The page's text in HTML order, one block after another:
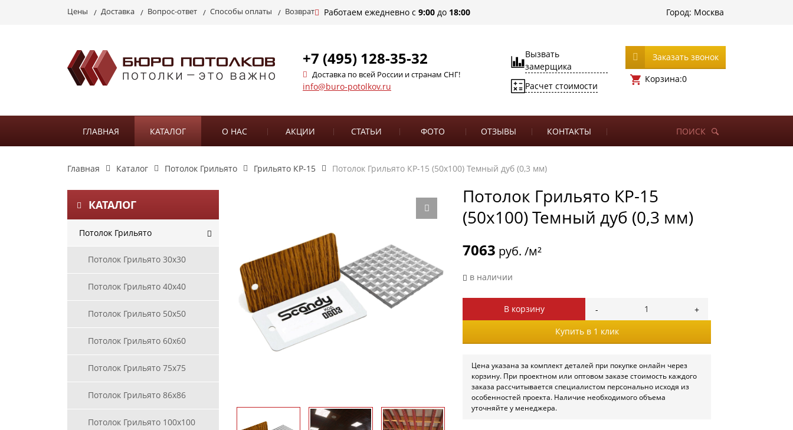
Работаем ежедневно с 9:00 до 18:00 Город: Москва
Цены Доставка Вопрос-ответ Способы оплаты Возврат
+7 (495) 128-35-32
Доставка по всей России и странам СНГ!
info@buro-potolkov.ru
Вызвать
замерщика
Расчет стоимости
Заказать звонок
Корзина:0
ГЛАВНАЯ КАТАЛОГ О НАС АКЦИИ СТАТЬИ ФОТО ОТЗЫВЫ КОНТАКТЫ ПОИСК
Главная Каталог Потолок Грильято Грильято КР-15 Потолок Грильято КР-15 (50х100) Темный дуб (0,3 мм)
КАТАЛОГ
Потолок Грильято
Потолок Грильято 30х30
Потолок Грильято 40х40
Потолок Грильято 50х50
Потолок Грильято 60х60
Потолок Грильято 75х75
Потолок Грильято 86х86
Потолок Грильято 100х100
Потолок Грильято КР-15
(50х100) Темный дуб (0,3 мм)
7063 руб. /м²
в наличии
В корзину
Купить в 1 клик
Цена указана за комплект деталей при покупке онлайн через
корзину. При проектном или оптовом заказе стоимость каждого
заказа рассчитывается специалистом персонально исходя из
особенностей проекта. Наличие необходимого объема
уточняйте у менеджера.